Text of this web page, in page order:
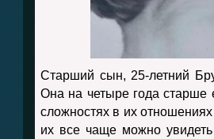
Старший сын, 25-летний
Она на четыре года старше
сложностях в их
их все чаще можно